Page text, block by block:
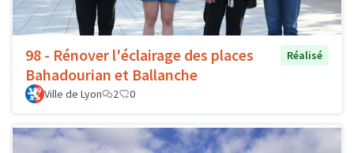
98 - Rénover l'éclairage des places
Bahadourian et Ballanche
Réalisé
Ville de Lyon 2 0